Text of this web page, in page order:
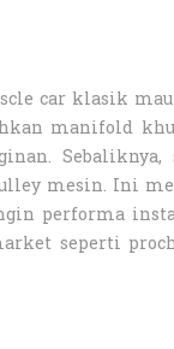
car klasik
manifold
Sebaliknya,
mesin. Ini
performa
seperti